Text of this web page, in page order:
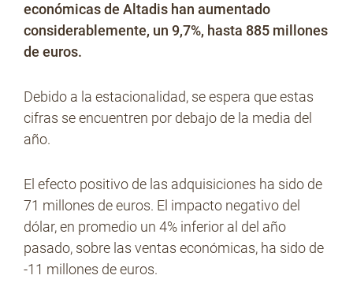
económicas de Altadis han aumentado
considerablemente, un 9,7%, hasta 885 millones
de euros.
Debido a la estacionalidad, se espera que estas
cifras se encuentren por debajo de la media del
año.
El efecto positivo de las adquisiciones ha sido de
71 millones de euros. El impacto negativo del
dólar, en promedio un 4% inferior al del año
pasado, sobre las ventas económicas, ha sido de
-11 millones de euros.